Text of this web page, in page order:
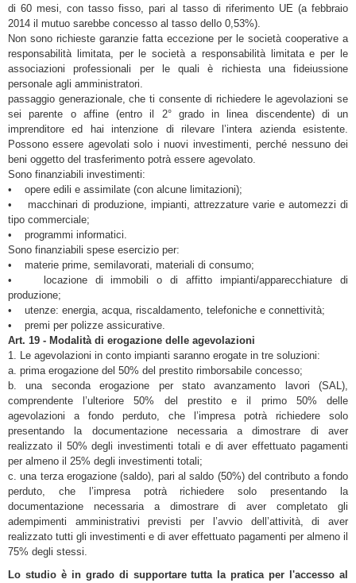
di 60 mesi, con tasso fisso, pari al tasso di riferimento UE (a febbraio
2014 il mutuo sarebbe concesso al tasso dello 0,53%).
Non sono richieste garanzie fatta eccezione per le società cooperative a
responsabilità limitata, per le società a responsabilità limitata e per le
associazioni professionali per le quali è richiesta una fideiussione
personale agli amministratori.
passaggio generazionale, che ti consente di richiedere le agevolazioni se
sei parente o affine (entro il 2° grado in linea discendente) di un
imprenditore ed hai intenzione di rilevare l’intera azienda esistente.
Possono essere agevolati solo i nuovi investimenti, perché nessuno dei
beni oggetto del trasferimento potrà essere agevolato.
Sono finanziabili investimenti:
• opere edili e assimilate (con alcune limitazioni);
• macchinari di produzione, impianti, attrezzature varie e automezzi di
tipo commerciale;
• programmi informatici.
Sono finanziabili spese esercizio per:
• materie prime, semilavorati, materiali di consumo;
• locazione di immobili o di affitto impianti/apparecchiature di
produzione;
• utenze: energia, acqua, riscaldamento, telefoniche e connettività;
• premi per polizze assicurative.
Art. 19 - Modalità di erogazione delle agevolazioni
1. Le agevolazioni in conto impianti saranno erogate in tre soluzioni:
a. prima erogazione del 50% del prestito rimborsabile concesso;
b. una seconda erogazione per stato avanzamento lavori (SAL),
comprendente l’ulteriore 50% del prestito e il primo 50% delle
agevolazioni a fondo perduto, che l’impresa potrà richiedere solo
presentando la documentazione necessaria a dimostrare di aver
realizzato il 50% degli investimenti totali e di aver effettuato pagamenti
per almeno il 25% degli investimenti totali;
c. una terza erogazione (saldo), pari al saldo (50%) del contributo a fondo
perduto, che l’impresa potrà richiedere solo presentando la
documentazione necessaria a dimostrare di aver completato gli
adempimenti amministrativi previsti per l’avvio dell’attività, di aver
realizzato tutti gli investimenti e di aver effettuato pagamenti per almeno il
75% degli stessi.
Lo studio è in grado di supportare tutta la pratica per l'accesso al